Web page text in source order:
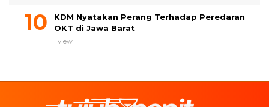
KDM Nyatakan Perang Terhadap Peredaran
OKT di Jawa Barat
1 view